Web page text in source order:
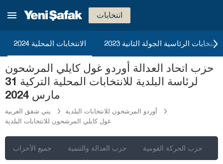
انتخابات
الانتخابات المحلية 2024 2023 الانتخابات الرئاسية الجولة الثانية
حزب اتحاد العدالة أوردو غول كايلي المرشحون
لرئاسة البلدية للانتخابات المحلية التركية 31
مارس 2024
يني شفق العربية
أوردو المرشحون للانتخابات البلدية
غول كايلي المرشحون للانتخابات البلدية
جميع الأحزاب حزب العدالة والتنمية حزب الحركة القومية
كوتاهيا
مانيسا
ماردين
مرسين
موغلا
موش
نيغدا